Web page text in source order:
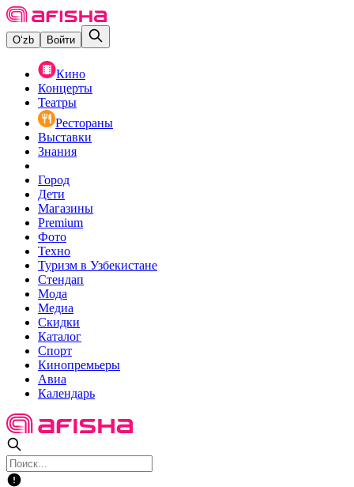
O‘zb Войти
Кино
Концерты
Театры
Рестораны
Выставки
Знания
Город
Дети
Магазины
Premium
Фото
Техно
Туризм в Узбекистане
Стендап
Мода
Медиа
Скидки
Каталог
Спорт
Кинопремьеры
Авиа
Календарь